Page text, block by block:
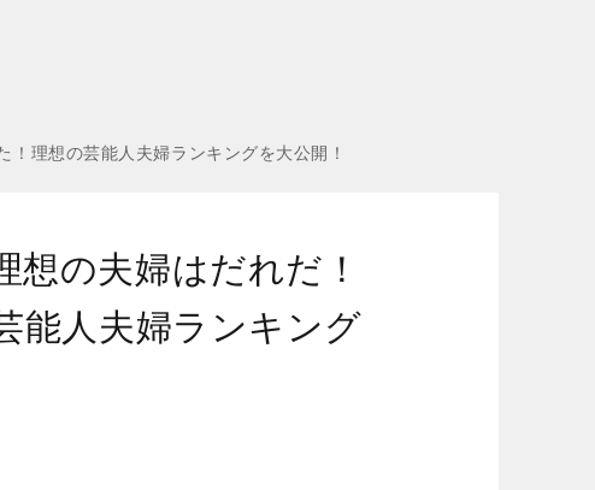
理想の芸能人夫婦ランキングを大公開！
想の夫婦はだれだ！
能人夫婦ランキング